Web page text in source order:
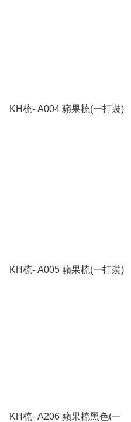
KH梳- A004 蘋果梳(一打裝)
KH梳- A005 蘋果梳(一打裝)
KH梳- A206 蘋果梳黑色(一